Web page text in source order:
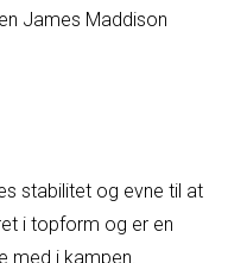
James Maddison
stabilitet og evne til at
i topform og er en
med i kampen.